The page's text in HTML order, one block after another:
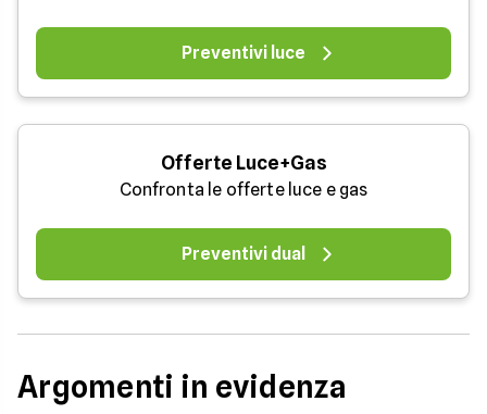
Preventivi luce
Offerte Luce+Gas
Confronta le offerte luce e gas
Preventivi dual
Argomenti in evidenza